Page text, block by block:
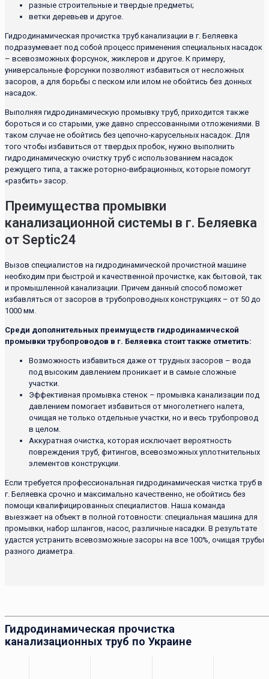
разные строительные и твердые предметы;
ветки деревьев и другое.
Гидродинамическая прочистка труб канализации в г. Беляевка
подразумевает под собой процесс применения специальных насадок
– всевозможных форсунок, жиклеров и другое. К примеру,
универсальные форсунки позволяют избавиться от несложных
засоров, а для борьбы с песком или илом не обойтись без донных
насадок.
Выполняя гидродинамическую промывку труб, приходится также
бороться и со старыми, уже давно спрессованными отложениями. В
таком случае не обойтись без цепочно-карусельных насадок. Для
того чтобы избавиться от твердых пробок, нужно выполнить
гидродинамическую очистку труб с использованием насадок
режущего типа, а также роторно-вибрационных, которые помогут
«разбить» засор.
Преимущества промывки
канализационной системы в г. Беляевка
от Septic24
Вызов специалистов на гидродинамической прочистной машине
необходим при быстрой и качественной прочистке, как бытовой, так
и промышленной канализации. Причем данный способ поможет
избавляться от засоров в трубопроводных конструкциях – от 50 до
1000 мм.
Среди дополнительных преимуществ гидродинамической
промывки трубопроводов в г. Беляевка стоит также отметить:
Возможность избавиться даже от трудных засоров – вода
под высоким давлением проникает и в самые сложные
участки.
Эффективная промывка стенок – промывка канализации под
давлением помогает избавиться от многолетнего налета,
очищая не только отдельные участки, но и весь трубопровод
в целом.
Аккуратная очистка, которая исключает вероятность
повреждения труб, фитингов, всевозможных уплотнительных
элементов конструкции.
Если требуется профессиональная гидродинамическая чистка труб в
г. Беляевка срочно и максимально качественно, не обойтись без
помощи квалифицированных специалистов. Наша команда
выезжает на объект в полной готовности: специальная машина для
промывки, набор шлангов, насос, различные насадки. В результате
удастся устранить всевозможные засоры на все 100%, очищая трубы
разного диаметра.
Гидродинамическая прочистка
канализационных труб по Украине